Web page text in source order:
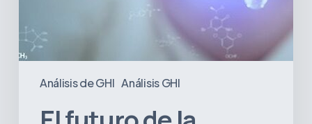
Análisis de GHI Análisis GHI
ensayos
clínicos
y
producción